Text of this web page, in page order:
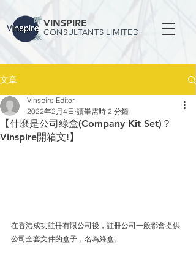
VINSPIRE
CONSULTANTS LIMITED
文章
【什麼是公司綠盒(Company Kit Set)？
Vinspire開箱文!】
Vinspire Editor
2022年2月4日 讀畢需時 2 分鐘
在香港成功註冊有限公司後，註冊公司一般都會提供
公司全套文件的盒子，名為綠盒。